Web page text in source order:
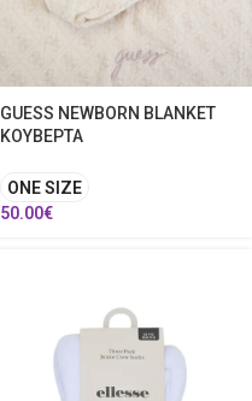
GUESS NEWBORN BLANKET
ΚΟΥΒΕΡΤΑ
ONE SIZE
50.00€